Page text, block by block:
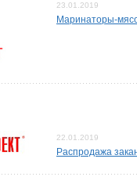
23.01.2019
Маринаторы-
22.01.2019
Распродажа